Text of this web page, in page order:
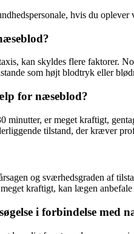
hvis du
kan skyldes flere faktorer.
som højt blodtryk eller
for næseblod?
minutter, er meget kraftigt,
tilstand, der kræver
og sværhedsgraden af
kraftigt, kan lægen
i forbindelse med